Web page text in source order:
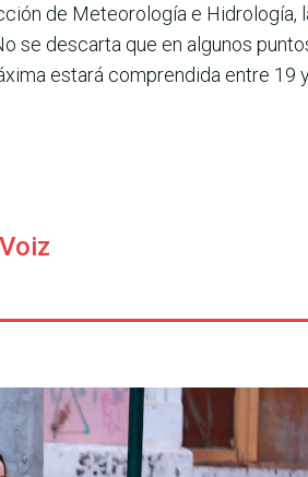
de Meteorología e Hidrología,
se descarta que en algunos
estará comprendida entre 19